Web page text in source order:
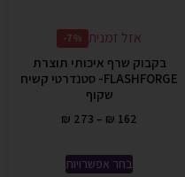
אזל זמנית 7%-
בקבוק שרף איכותי תוצרת
FLASHFORGE- סטנדרטי קשיח
שקוף
₪ 162
–
₪ 273
בחר אפשרויות